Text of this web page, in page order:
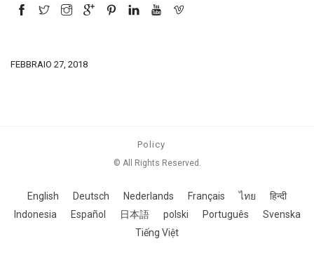
FEBBRAIO 27, 2018
Policy
© All Rights Reserved.
English Deutsch Nederlands Français ไทย
हिन्दी
Indonesia
Español 日本語 polski Português
Svenska
Tiếng Việt